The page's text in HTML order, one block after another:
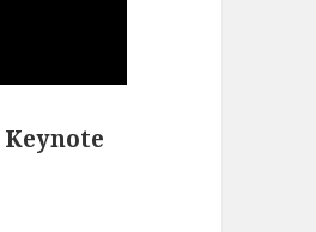
Keynote